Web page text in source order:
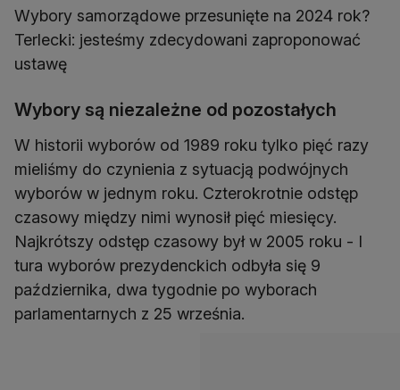
Wybory samorządowe przesunięte na 2024 rok?
Terlecki: jesteśmy zdecydowani zaproponować
ustawę
Wybory są niezależne od pozostałych
W historii wyborów od 1989 roku tylko pięć razy
mieliśmy do czynienia z sytuacją podwójnych
wyborów w jednym roku. Czterokrotnie odstęp
czasowy między nimi wynosił pięć miesięcy.
Najkrótszy odstęp czasowy był w 2005 roku - I
tura wyborów prezydenckich odbyła się 9
października, dwa tygodnie po wyborach
parlamentarnych z 25 września.